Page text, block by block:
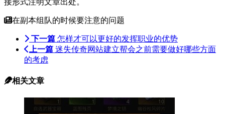
接形式注明文章出处。
在副本组队的时候要注意的问题
下一篇 怎样才可以更好的发挥职业的优势
上一篇 迷失传奇网站建立帮会之前需要做好哪些方面
的考虑
相关文章